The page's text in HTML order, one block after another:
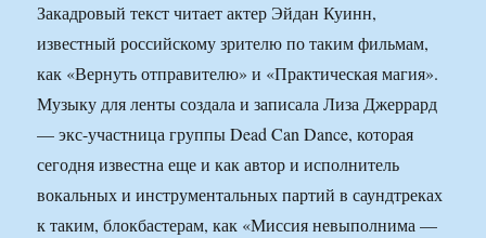
Закадровый текст читает актер Эйдан Куинн,
известный российскому зрителю по таким фильмам,
как «Вернуть отправителю» и «Практическая магия».
Музыку для ленты создала и записала Лиза Джеррард
— экс-участница группы Dead Can Dance, которая
сегодня известна еще и как автор и исполнитель
вокальных и инструментальных партий в саундтреках
к таким, блокбастерам, как «Миссия невыполнима —